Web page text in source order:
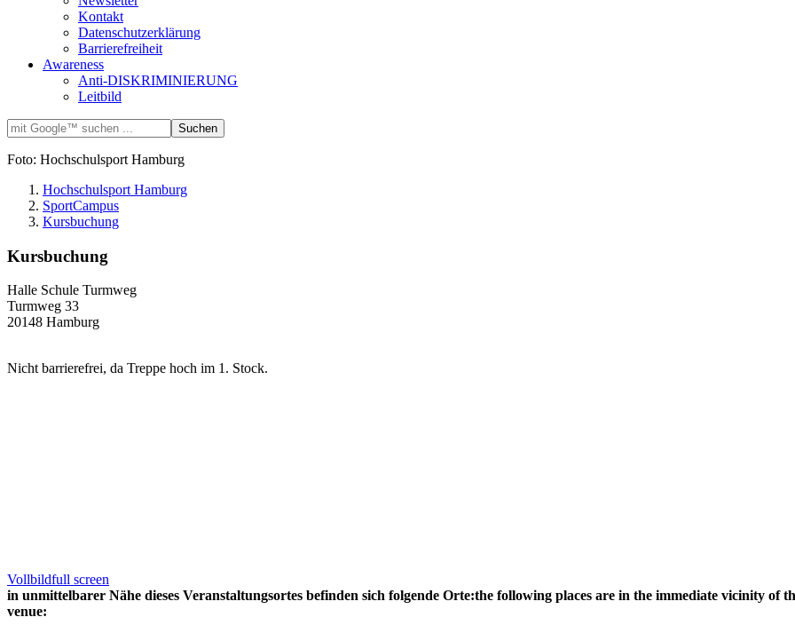
Kontakt
Datenschutzerklärung
Barrierefreiheit
Awareness
Anti-DISKRIMINIERUNG
Leitbild
Foto: Hochschulsport Hamburg
Hochschulsport Hamburg
SportCampus
Kursbuchung
Kursbuchung
Halle Schule Turmweg
Turmweg 33
20148 Hamburg
Nicht barrierefrei, da Treppe hoch im 1. Stock.
Vollbildfull screen
in unmittelbarer Nähe dieses Veranstaltungsortes befinden sich folgende Orte:the following places are in the immediate vicinity of
venue: